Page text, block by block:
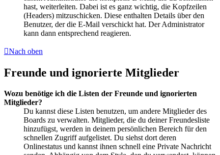
hast, weiterleiten. Dabei ist es ganz wichtig, die Kopfzeilen
(Headers) mitzuschicken. Diese enthalten Details über den
Benutzer, der die E-Mail verschickt hat. Der Administrator
kann dann entsprechend reagieren.
Nach oben
Freunde und ignorierte Mitglieder
Wozu benötige ich die Listen der Freunde und ignorierten
Mitglieder?
Du kannst diese Listen benutzen, um andere Mitglieder des
Boards zu verwalten. Mitglieder, die du deiner Freundesliste
hinzufügst, werden in deinem persönlichen Bereich für den
schnellen Zugriff aufgelistet. Du siehst dort deren
Onlinestatus und kannst ihnen schnell eine Private Nachricht